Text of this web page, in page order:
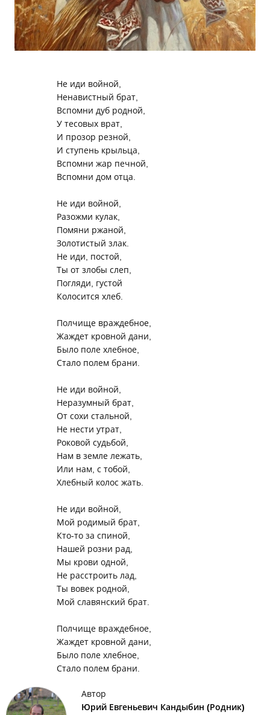
Не иди войной,
Ненавистный брат,
Вспомни дуб родной,
У тесовых врат,
И прозор резной,
И ступень крыльца,
Вспомни жар печной,
Вспомни дом отца.
Не иди войной,
Разожми кулак,
Помяни ржаной,
Золотистый злак.
Не иди, постой,
Ты от злобы слеп,
Погляди, густой
Колосится хлеб.
Полчище враждебное,
Жаждет кровной дани,
Было поле хлебное,
Стало полем брани.
Не иди войной,
Неразумный брат,
От сохи стальной,
Не нести утрат,
Роковой судьбой,
Нам в земле лежать,
Или нам, с тобой,
Хлебный колос жать.
Не иди войной,
Мой родимый брат,
Кто-то за спиной,
Нашей розни рад,
Мы крови одной,
Не расстроить лад,
Ты вовек родной,
Мой славянский брат.
Полчище враждебное,
Жаждет кровной дани,
Было поле хлебное,
Стало полем брани.
Автор
Юрий Евгеньевич Кандыбин (Родник)